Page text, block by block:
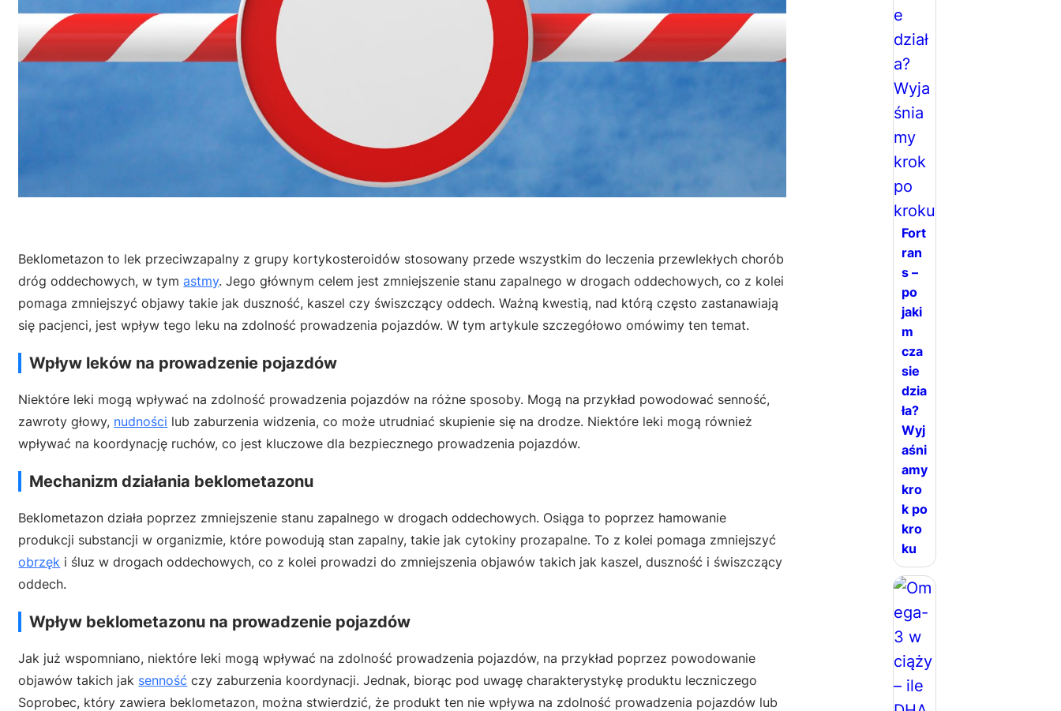
Beklometazon to lek przeciwzapalny z grupy kortykosteroidów stosowany przede wszystkim do leczenia przewlekłych chorób
dróg oddechowych, w tymastmy. Jego głównym celem jest zmniejszenie stanu zapalnego w drogach oddechowych, co z kolei
pomaga zmniejszyć objawy takie jak duszność, kaszel czy świszczący oddech. Ważną kwestią, nad którą często zastanawiają
się pacjenci, jest wpływ tego leku na zdolność prowadzenia pojazdów. W tym artykule szczegółowo omówimy ten temat.
Wpływ leków na prowadzenie pojazdów
Niektóre leki mogą wpływać na zdolność prowadzenia pojazdów na różne sposoby. Mogą na przykład powodować senność,
zawroty głowy, nudności lub zaburzenia widzenia, co może utrudniać skupienie się na drodze. Niektóre leki mogą również
wpływać na koordynację ruchów, co jest kluczowe dla bezpiecznego prowadzenia pojazdów.
Mechanizm działania beklometazonu
Beklometazon działa poprzez zmniejszenie stanu zapalnego w drogach oddechowych. Osiąga to poprzez hamowanie
produkcji substancji w organizmie, które powodują stan zapalny, takie jak cytokiny prozapalne. To z kolei pomaga zmniejszyć
obrzęk i śluz w drogach oddechowych, co z kolei prowadzi do zmniejszenia objawów takich jak kaszel, duszność i świszczący
oddech.
Wpływ beklometazonu na prowadzenie pojazdów
Jak już wspomniano, niektóre leki mogą wpływać na zdolność prowadzenia pojazdów, na przykład poprzez powodowanie
objawów takich jak senność czy zaburzenia koordynacji. Jednak, biorąc pod uwagę charakterystykę produktu leczniczego
Soprobec, który zawiera beklometazon, można stwierdzić, że produkt ten nie wpływa na zdolność prowadzenia pojazdów lub
Fort
ran
s –
po
jaki
m
cza
sie
dzia
ła?
Wyj
aśni
amy
kro
k po
kro
ku